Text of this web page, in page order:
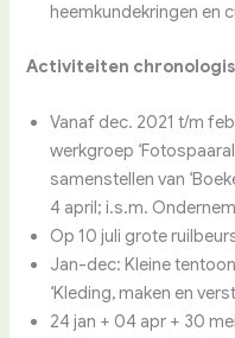
heemkundekringen en
Activiteiten
Vanaf dec. 2021 t/m
werkgroep
samenstellen van
4 april; i.s.m.
Op 10 juli grote
Jan-dec: Kleine
‘Kleding, maken en
24 jan + 04 apr + 30